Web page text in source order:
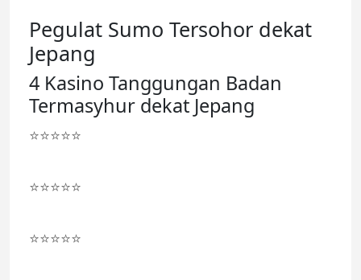
Pegulat Sumo Tersohor dekat
Jepang
4 Kasino Tanggungan Badan
Termasyhur dekat Jepang
⭐⭐⭐⭐⭐
⭐⭐⭐⭐⭐
⭐⭐⭐⭐⭐